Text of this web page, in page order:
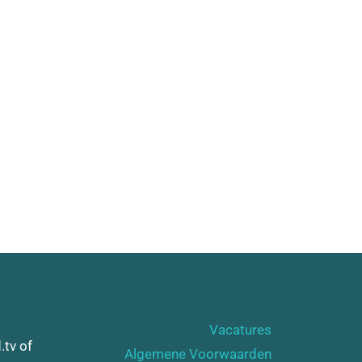
of
Vacatures
Algemene Voorwaarden